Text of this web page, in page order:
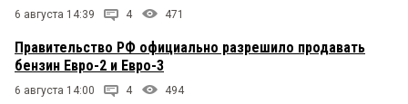
6 августа 14:39 4 471
Правительство РФ официально разрешило продавать
бензин Евро-2 и Евро-3
6 августа 14:00 4 494